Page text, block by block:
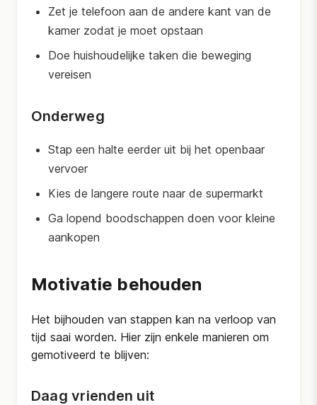
Zet je telefoon aan de andere kant van de
kamer zodat je moet opstaan
Doe huishoudelijke taken die beweging
vereisen
Onderweg
Stap een halte eerder uit bij het openbaar
vervoer
Kies de langere route naar de supermarkt
Ga lopend boodschappen doen voor kleine
aankopen
Motivatie behouden
Het bijhouden van stappen kan na verloop van
tijd saai worden. Hier zijn enkele manieren om
gemotiveerd te blijven:
Daag vrienden uit